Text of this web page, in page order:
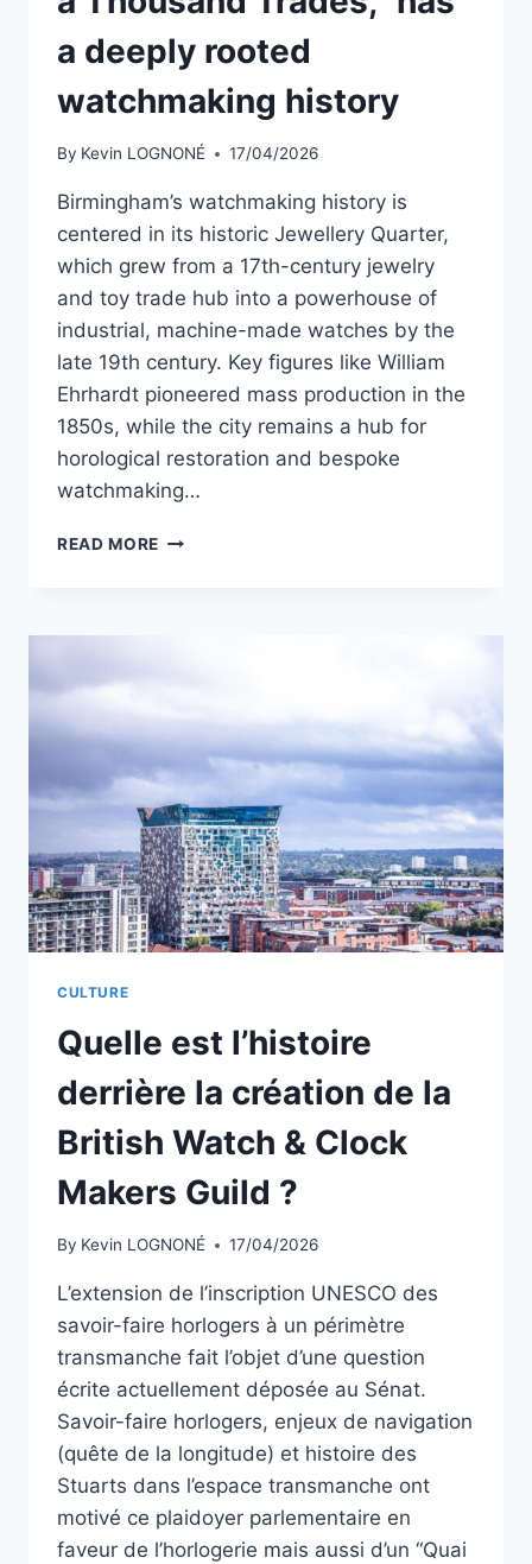
a deeply rooted
watchmaking history
By Kevin LOGNONÉ 17/04/2026
Birmingham’s watchmaking history is
centered in its historic Jewellery Quarter,
which grew from a 17th-century jewelry
and toy trade hub into a powerhouse of
industrial, machine-made watches by the
late 19th century. Key figures like William
Ehrhardt pioneered mass production in the
1850s, while the city remains a hub for
horological restoration and bespoke
watchmaking…
READ MORE BIRMINGHAM,
DEEPLY
ROOTED
WATCHMAKING
HISTORY
CULTURE
Quelle est l’histoire
derrière la création de la
British Watch & Clock
Makers Guild ?
By Kevin LOGNONÉ 17/04/2026
L’extension de l’inscription UNESCO des
savoir-faire horlogers à un périmètre
transmanche fait l’objet d’une question
écrite actuellement déposée au Sénat.
Savoir-faire horlogers, enjeux de navigation
(quête de la longitude) et histoire des
Stuarts dans l’espace transmanche ont
motivé ce plaidoyer parlementaire en
faveur de l’horlogerie mais aussi d’un “Quai